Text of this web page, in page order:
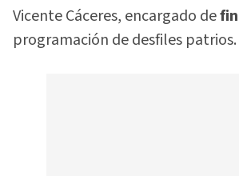
Vicente Cáceres, encargado de
programación de desfiles patrios.